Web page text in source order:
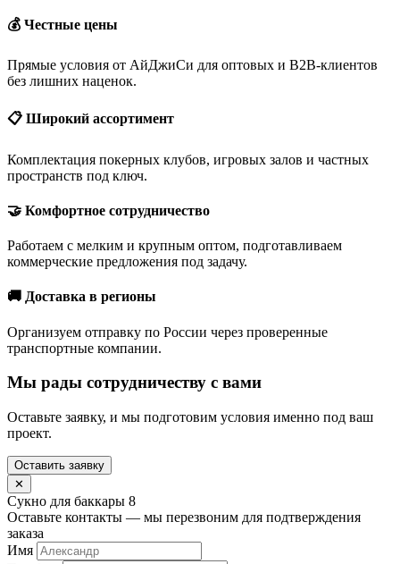
💰 Честные цены
Прямые условия от АйДжиСи для оптовых и B2B-клиентов
без лишних наценок.
📋 Широкий ассортимент
Комплектация покерных клубов, игровых залов и частных
пространств под ключ.
🤝 Комфортное сотрудничество
Работаем с мелким и крупным оптом, подготавливаем
коммерческие предложения под задачу.
🚚 Доставка в регионы
Организуем отправку по России через проверенные
транспортные компании.
Мы рады сотрудничеству с вами
Оставьте заявку, и мы подготовим условия именно под ваш
проект.
Оставить заявку
✕
Сукно для баккары 8
Оставьте контакты — мы перезвоним для подтверждения
заказа
Имя